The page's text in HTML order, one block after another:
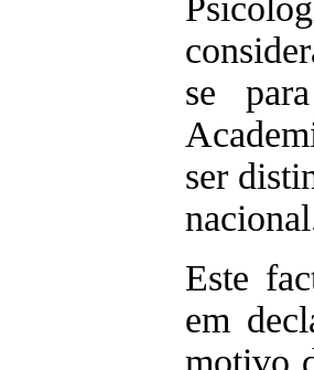
se
ser
Este
em
motivo